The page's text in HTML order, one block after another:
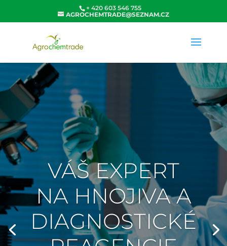
+ 420 603 546 755
AGROCHEMTRADE@SEZNAM.CZ
VÁŠ EXPERT
NA HNOJIVA A
DIAGNOSTICKÉ